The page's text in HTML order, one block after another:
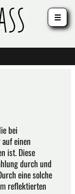
bei
einen
ist. Diese
durch und
eine solche
reflektierten
☰